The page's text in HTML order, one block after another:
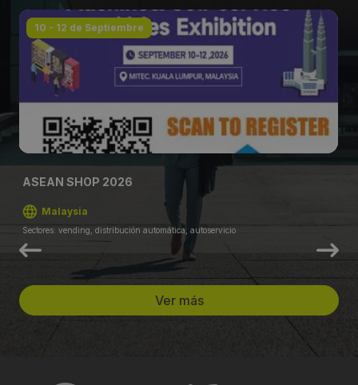
10 - 12 de Septiembre
ASEAN SHOP 2026
Malaysia
Sectores: vending, distribución automática, autoservicio
Ver más